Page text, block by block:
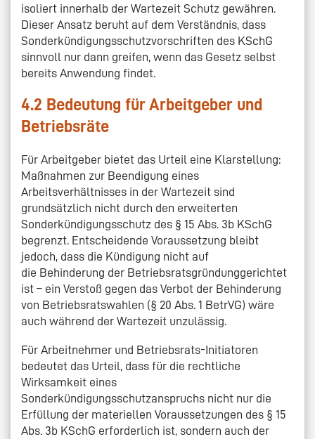
isoliert innerhalb der Wartezeit Schutz gewähren.
Dieser Ansatz beruht auf dem Verständnis, dass
Sonderkündigungsschutzvorschriften des KSchG
sinnvoll nur dann greifen, wenn das Gesetz selbst
bereits Anwendung findet.
4.2 Bedeutung für Arbeitgeber und
Betriebsräte
Für Arbeitgeber bietet das Urteil eine Klarstellung:
Maßnahmen zur Beendigung eines
Arbeitsverhältnisses in der Wartezeit sind
grundsätzlich nicht durch den erweiterten
Sonderkündigungsschutz des § 15 Abs. 3b KSchG
begrenzt. Entscheidende Voraussetzung bleibt
jedoch, dass die Kündigung nicht auf
die Behinderung der Betriebsratsgründunggerichtet
ist – ein Verstoß gegen das Verbot der Behinderung
von Betriebsratswahlen (§ 20 Abs. 1 BetrVG) wäre
auch während der Wartezeit unzulässig.
Für Arbeitnehmer und Betriebsrats-Initiatoren
bedeutet das Urteil, dass für die rechtliche
Wirksamkeit eines
Sonderkündigungsschutzanspruchs nicht nur die
Erfüllung der materiellen Voraussetzungen des § 15
Abs. 3b KSchG erforderlich ist, sondern auch der